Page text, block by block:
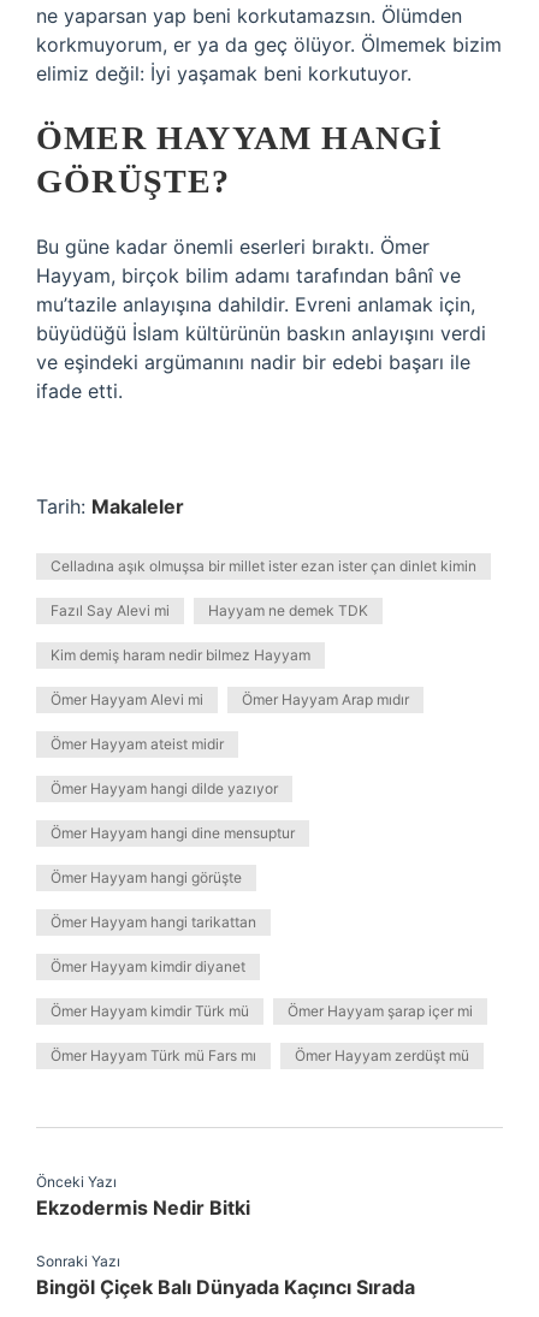
ne yaparsan yap beni korkutamazsın. Ölümden
korkmuyorum, er ya da geç ölüyor. Ölmemek bizim
elimiz değil: İyi yaşamak beni korkutuyor.
ÖMER HAYYAM HANGI
GÖRÜŞTE?
Bu güne kadar önemli eserleri bıraktı. Ömer
Hayyam, birçok bilim adamı tarafından bânî ve
mu’tazile anlayışına dahildir. Evreni anlamak için,
büyüdüğü İslam kültürünün baskın anlayışını verdi
ve eşindeki argümanını nadir bir edebi başarı ile
ifade etti.
Tarih: Makaleler
Celladına aşık olmuşsa bir millet ister ezan ister çan dinlet kimin
Fazıl Say Alevi mi Hayyam ne demek TDK
Kim demiş haram nedir bilmez Hayyam
Ömer Hayyam Alevi mi Ömer Hayyam Arap mıdır
Ömer Hayyam ateist midir
Ömer Hayyam hangi dilde yazıyor
Ömer Hayyam hangi dine mensuptur
Ömer Hayyam hangi görüşte
Ömer Hayyam hangi tarikattan
Ömer Hayyam kimdir diyanet
Ömer Hayyam kimdir Türk mü Ömer Hayyam şarap içer mi
Ömer Hayyam Türk mü Fars mı Ömer Hayyam zerdüşt mü
Önceki Yazı
Ekzodermis Nedir Bitki
Sonraki Yazı
Bingöl Çiçek Balı Dünyada Kaçıncı Sırada